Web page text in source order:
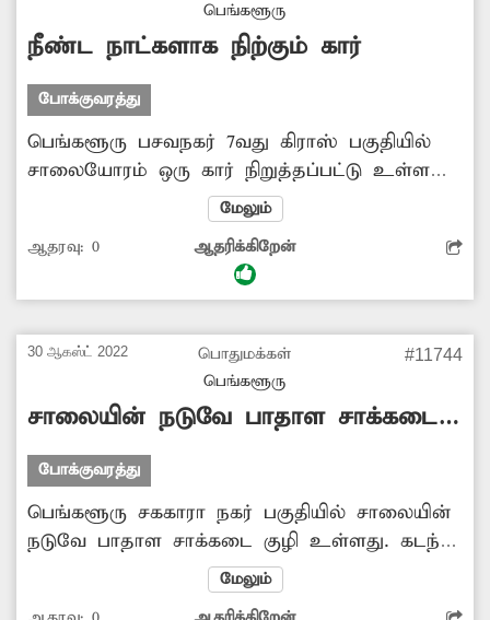
பெங்களூரு
நீண்ட நாட்களாக நிற்கும் கார்
போக்குவரத்து
பெங்களூரு பசவநகர் 7வது கிராஸ் பகுதியில்
சாலையோரம் ஒரு கார் நிறுத்தப்பட்டு உள்ளது.
சுமார் 2 ஆண்டுகளாக அந்த கார் அந்த
இடத்தில் நிறுத்தப்பட்டு உள்ளது. இதனால்
அந்த சாலையில் அடிக்கடி போக்குவரத்து
நெரிசல் ஏற்படுகிறது. எனவே சம்பந்தப்பட்ட
அப்புறப்படுத்த நடவடிக்கை எடுக்க வேண்டும்.
மேலும்
ஆதரவு: 0 ஆதரிக்கிறேன்
30 ஆகஸ்ட் 2022
பொதுமக்கள்
பெங்களூரு
#11744
சாலையின் நடுவே பாதாள சாக்கடை
குழி
போக்குவரத்து
பெங்களூரு சககாரா நகர் பகுதியில் சாலையின்
நடுவே பாதாள சாக்கடை குழி உள்ளது. கடந்த
சில நாட்களாக அந்த சாக்கடை கால்வாய் மீது
ேபாடப்பட்டு இருந்த மூடி மூடப்படாமல் திறந்த
மேலும்